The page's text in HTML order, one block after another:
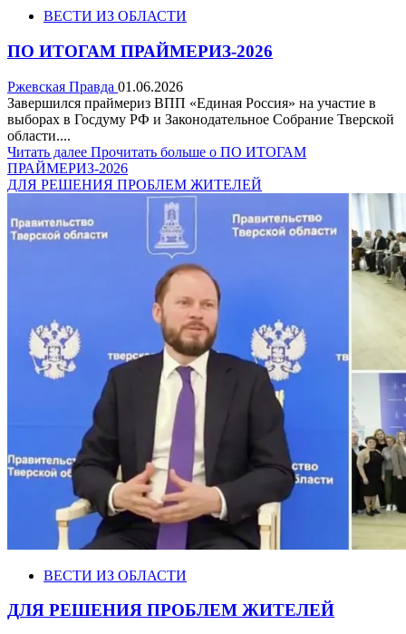
ВЕСТИ ИЗ ОБЛАСТИ
ПО ИТОГАМ ПРАЙМЕРИЗ-2026
Ржевская Правда 01.06.2026
Завершился праймериз ВПП «Единая Россия» на участие в
выборах в Госдуму РФ и Законодательное Собрание Тверской
области....
Читать далее Прочитать больше о ПО ИТОГАМ
ПРАЙМЕРИЗ-2026
ДЛЯ РЕШЕНИЯ ПРОБЛЕМ ЖИТЕЛЕЙ
ВЕСТИ ИЗ ОБЛАСТИ
ДЛЯ РЕШЕНИЯ ПРОБЛЕМ ЖИТЕЛЕЙ